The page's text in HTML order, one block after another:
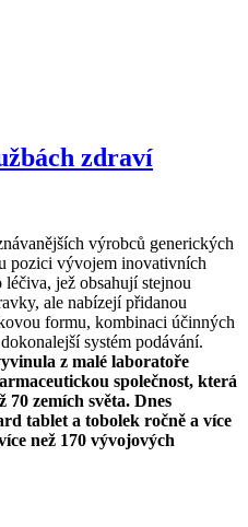
zdraví
výrobců generických
pozici vývojem inovativních
jež obsahují stejnou
ale nabízejí přidanou
formu, kombinaci účinných
systém podávání.
z malé laboratoře
společnost, která
70 zemích světa. Dnes
tablet a tobolek ročně a více
než 170 vývojových